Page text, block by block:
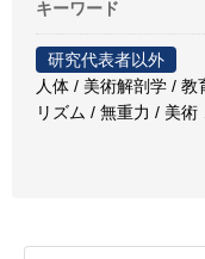
キーワード
研究代表者以外
人体 / 美術解剖学 /
リズム / 無重力 / 美術